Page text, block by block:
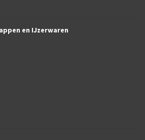
en IJzerwaren